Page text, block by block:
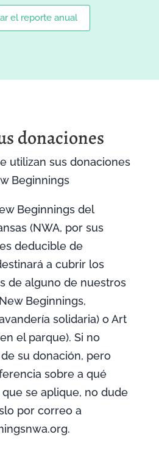
el reporte anual
donaciones
utilizan sus donaciones
Beginnings
Beginnings del
(NWA, por sus
deducible de
a cubrir los
de alguno de nuestros
Beginnings,
solidaria) o Art
el parque). Si no
su donación, pero
sobre a qué
se aplique, no dude
por correo a